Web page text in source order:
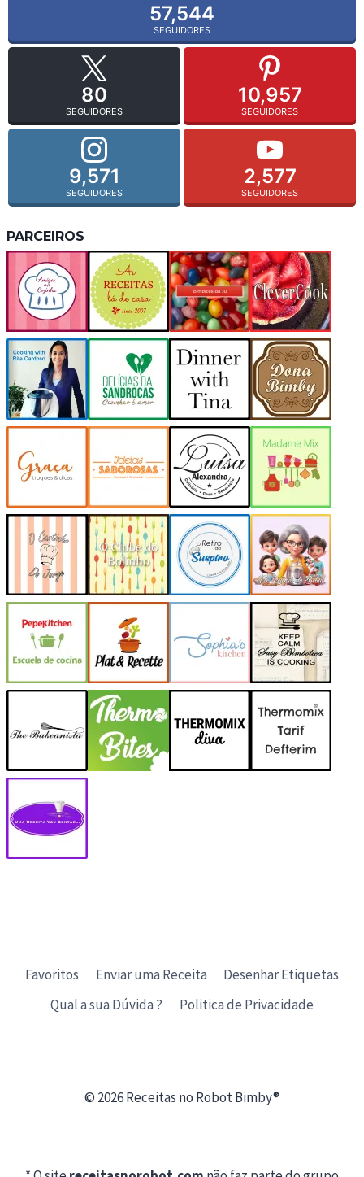
57,544
SEGUIDORES
80
SEGUIDORES
10,957
SEGUIDORES
9,571
SEGUIDORES
2,577
SEGUIDORES
PARCEIROS
Favoritos Enviar uma Receita
Desenhar Etiquetas
Qual a sua Dúvida ?
Politica de Privacidade
© 2026 Receitas no Robot Bimby®